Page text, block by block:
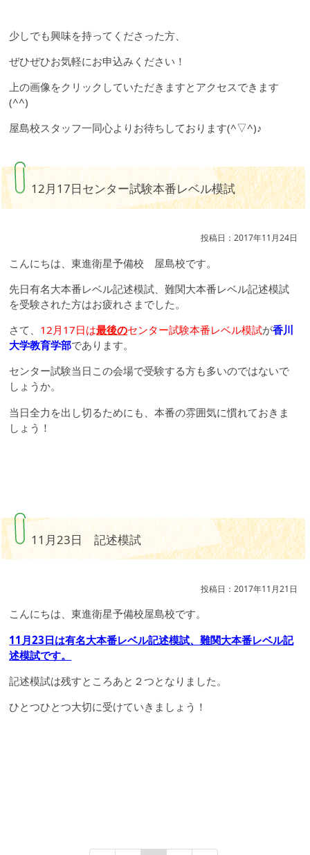
少しでも興味を持ってくださった方、
ぜひぜひお気軽にお申込みください！
上の画像をクリックしていただきますとアクセスできます
(^^)
屋島校スタッフ一同心よりお待ちしております(^▽^)♪
12月17日センター試験本番レベル模試
投稿日：2017年11月24日
こんにちは、東進衛星予備校 屋島校です。
先日有名大本番レベル記述模試、難関大本番レベル記述模試
を受験された方はお疲れさまでした。
さて、 12月17日は最後のセンター試験本番レベル模試が香川
大学教育学部であります。
センター試験当日この会場で受験する方も多いのではないで
しょうか。
当日全力を出し切るためにも、本番の雰囲気に慣れておきま
しょう！
11月23日 記述模試
投稿日：2017年11月21日
こんにちは、東進衛星予備校屋島校です。
11月23日は有名大本番レベル記述模試、難関大本番レベル記
述模試です。
記述模試は残すところあと２つとなりました。
ひとつひとつ大切に受けていきましょう！